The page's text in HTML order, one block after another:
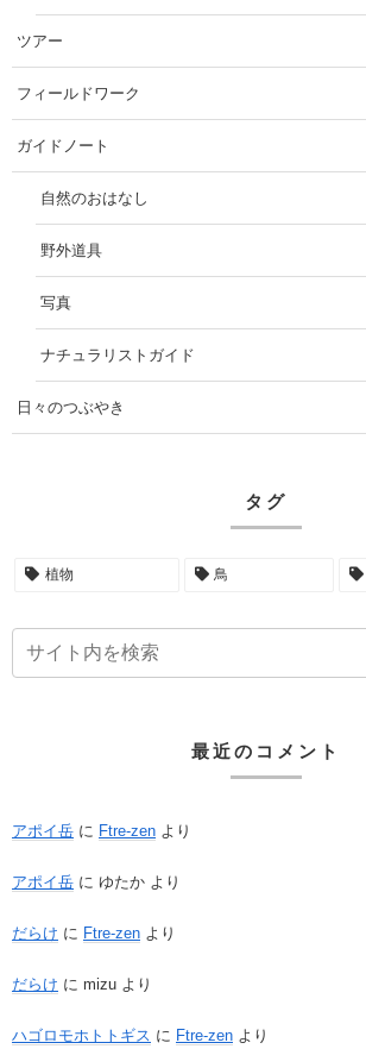
ツアー
フィールドワーク
ガイドノート
自然のおはなし
野外道具
写真
ナチュラリストガイド
日々のつぶやき
タグ
植物 鳥
最近のコメント
アポイ岳 に Ftre-zen より
アポイ岳 に ゆたか より
だらけ に Ftre-zen より
だらけ に mizu より
ハゴロモホトトギス に Ftre-zen より